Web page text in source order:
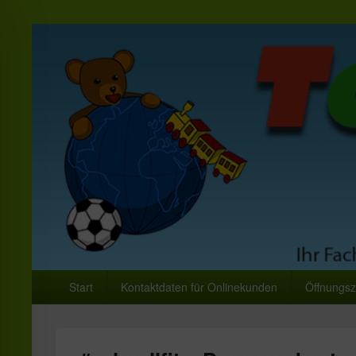
Toys World
Start Kontaktdaten für Onlinekunden